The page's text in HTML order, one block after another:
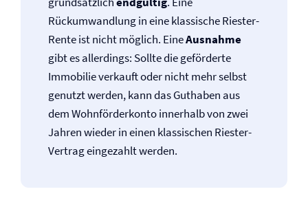
Rückumwandlung in eine klassische Riester-
Rente ist nicht möglich. EineAusnahme
gibt es allerdings: Sollte die geförderte
Immobilie verkauft oder nicht mehr selbst
genutzt werden, kann das Guthaben aus
dem Wohnförderkonto innerhalb von zwei
Jahren wieder in einen klassischen Riester-
Vertrag eingezahlt werden.